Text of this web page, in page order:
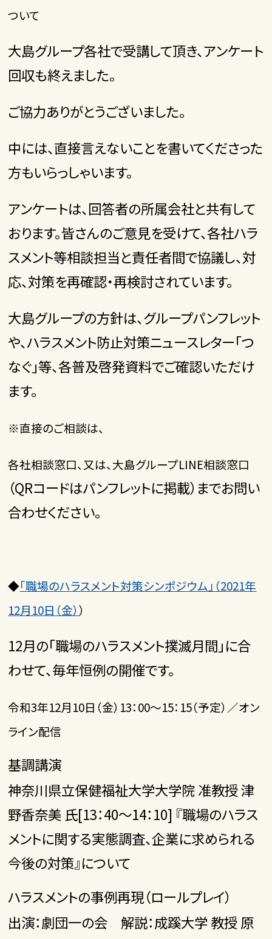
ついて
大島グループ各社で受講して頂き、アンケート
回収も終えました。
ご協力ありがとうございました。
中には、直接言えないことを書いてくださった
方もいらっしゃいます。
アンケートは、回答者の所属会社と共有して
おります。皆さんのご意見を受けて、各社ハラ
スメント等相談担当と責任者間で協議し、対
応、対策を再確認・再検討されています。
大島グループの方針は、グループパンフレット
や、ハラスメント防止対策ニュースレター「つ
なぐ」等、各普及啓発資料でご確認いただけ
ます。
※直接のご相談は、
各社相談窓口、又は、大島グループLINE相談窓口
（QRコードはパンフレットに掲載）までお問い
合わせください。
◆「職場のハラスメント対策シンポジウム」（2021年
12月10日（金））
12月の「職場のハラスメント撲滅月間」に合
わせて、毎年恒例の開催です。
令和3年12月10日（金）13：00～15：15（予定）／オン
ライン配信
基調講演
神奈川県立保健福祉大学大学院 准教授 津
野香奈美 氏[13：40～14：10] 『職場のハラス
メントに関する実態調査、企業に求められる
今後の対策』について
ハラスメントの事例再現（ロールプレイ）
出演：劇団一の会 解説：成蹊大学 教授 原